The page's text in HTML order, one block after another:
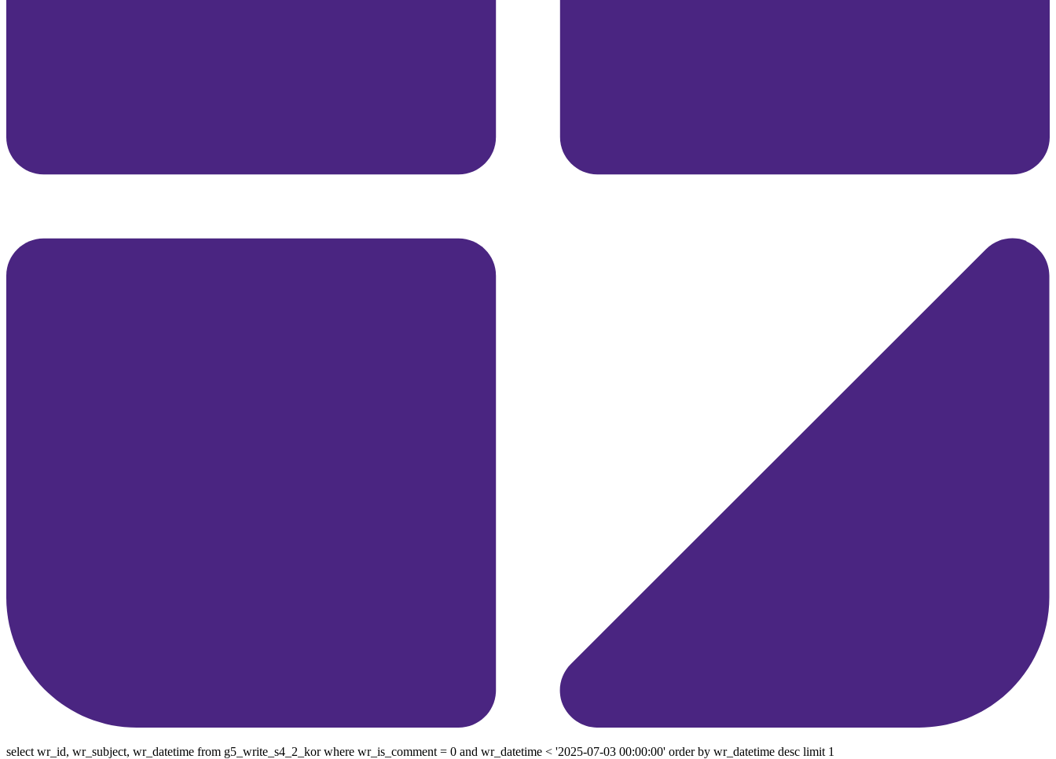
select wr_id, wr_subject, wr_datetime from g5_write_s4_2_kor where wr_is_comment = 0 and wr_datetime < '2025-07-03 00:00:00' order by wr_datetime desc limit 1